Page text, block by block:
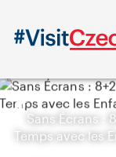
Sans Écrans :
Temps avec les